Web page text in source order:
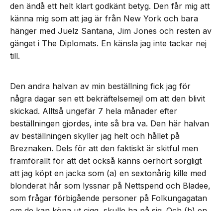
den ändå ett helt klart godkänt betyg. Den får mig att
känna mig som att jag är från New York och bara
hänger med Juelz Santana, Jim Jones och resten av
gänget i The Diplomats. En känsla jag inte tackar nej
till.
Den andra halvan av min beställning fick jag för
några dagar sen ett bekräftelsemejl om att den blivit
skickad. Alltså ungefär 7 hela månader efter
beställningen gjordes, inte så bra va. Den här halvan
av beställningen skyller jag helt och hållet på
Breznaken. Dels för att den faktiskt är skitful men
framförallt för att det också känns oerhört sorgligt
att jag köpt en jacka som (a) en sextonårig kille med
blonderat hår som lyssnar på Nettspend och Bladee,
som frågar förbigående personer på Folkungagatan